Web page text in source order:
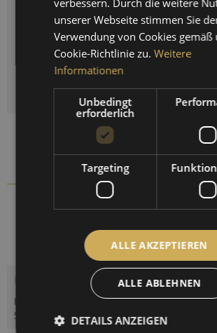
Auswahl zurücksetzen
Auf die Vergleichsliste setzen
Auf die Merkliste setzen
Beschreibung
Haar-Hygrometer synthetic zur Messung der
Sauna. Messbereich 0 bis 100 %...mehr
unserer Webseite stimmen Sie
Verwendung von Cookies gemäß
Cookie-Richtlinie zu. Weitere
Informationen
Unbedingt
erforderlich
Targeting
ALLE AKZEPTIEREN
ALLE ABLEHNEN
DETAILS ANZEIGEN